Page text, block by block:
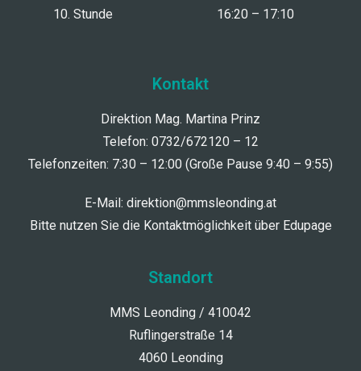
10. Stunde
16:20 – 17:10
Kontakt
Direktion Mag. Martina Prinz
Telefon: 0732/672120 – 12
Telefonzeiten: 7:30 – 12:00 (Große Pause 9:40 – 9:55)
E-Mail: direktion@mmsleonding.at
Bitte nutzen Sie die Kontaktmöglichkeit über Edupage
Standort
MMS Leonding / 410042
Ruflingerstraße 14
4060 Leonding